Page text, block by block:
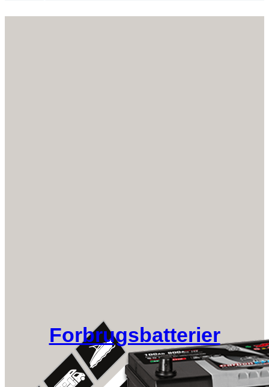
Forbrugsbatterier